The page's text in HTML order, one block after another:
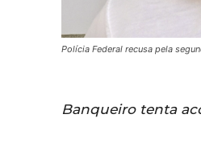
Polícia Federal recusa pela
Banqueiro tenta